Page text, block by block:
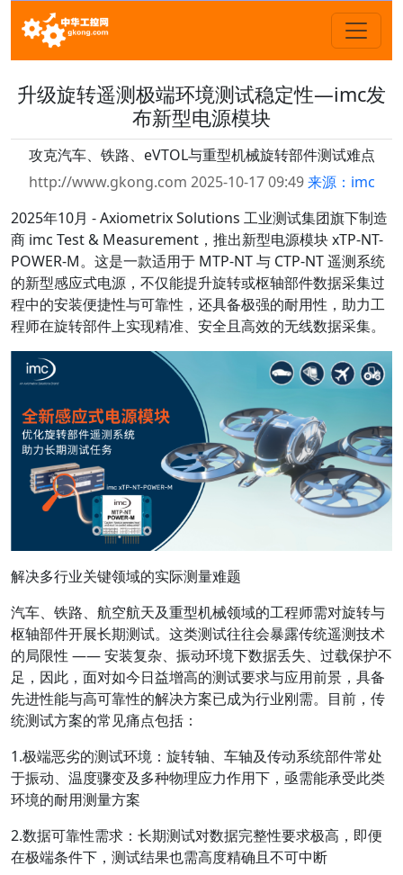
升级旋转遥测极端环境测试稳定性—imc发
布新型电源模块
攻克汽车、铁路、eVTOL与重型机械旋转部件测试难点
http://www.gkong.com 2025-10-17 09:49来源：imc
2025年10月 - Axiometrix Solutions 工业测试集团旗下制造
商 imc Test & Measurement，推出新型电源模块 xTP-NT-
POWER-M。这是一款适用于 MTP-NT 与 CTP-NT 遥测系统
的新型感应式电源，不仅能提升旋转或枢轴部件数据采集过
程中的安装便捷性与可靠性，还具备极强的耐用性，助力工
程师在旋转部件上实现精准、安全且高效的无线数据采集。
解决多行业关键领域的实际测量难题
汽车、铁路、航空航天及重型机械领域的工程师需对旋转与
枢轴部件开展长期测试。这类测试往往会暴露传统遥测技术
的局限性 —— 安装复杂、振动环境下数据丢失、过载保护不
足，因此，面对如今日益增高的测试要求与应用前景，具备
先进性能与高可靠性的解决方案已成为行业刚需。目前，传
统测试方案的常见痛点包括：
1.极端恶劣的测试环境：旋转轴、车轴及传动系统部件常处
于振动、温度骤变及多种物理应力作用下，亟需能承受此类
环境的耐用测量方案
2.数据可靠性需求：长期测试对数据完整性要求极高，即便
在极端条件下，测试结果也需高度精确且不可中断